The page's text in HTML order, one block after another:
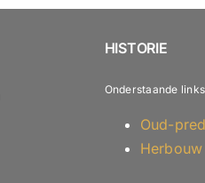
HISTORIE
Onderstaande
Oud-